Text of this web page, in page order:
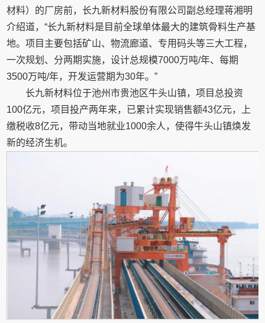
材料）的厂房前，长九新材料股份有限公司副总经理蒋湘明
介绍道，“长九新材料是目前全球单体最大的建筑骨料生产基
地。项目主要包括矿山、物流廊道、专用码头等三大工程，
一次规划、分两期实施，设计总规模7000万吨/年、每期
3500万吨/年，开发运营期为30年。”
长九新材料位于池州市贵池区牛头山镇，项目总投资
100亿元，项目投产两年来，已累计实现销售额43亿元，上
缴税收8亿元，带动当地就业1000余人，使得牛头山镇焕发
新的经济生机。